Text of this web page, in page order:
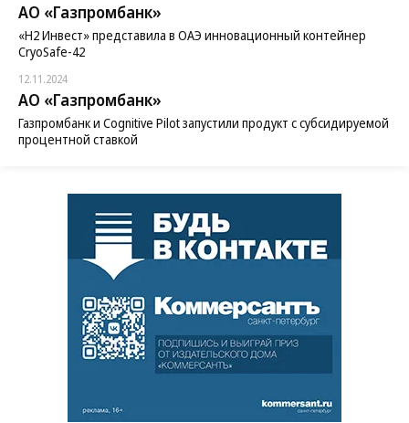
АО «Газпромбанк»
«H2 Инвест» представила в ОАЭ инновационный контейнер
CryoSafe-42
12.11.2024
АО «Газпромбанк»
Газпромбанк и Cognitive Pilot запустили продукт с субсидируемой
процентной ставкой